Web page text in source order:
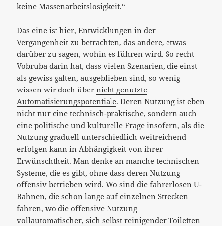
keine Massenarbeitslosigkeit.“
Das eine ist hier, Entwicklungen in der
Vergangenheit zu betrachten, das andere, etwas
darüber zu sagen, wohin es führen wird. So recht
Vobruba darin hat, dass vielen Szenarien, die einst
als gewiss galten, ausgeblieben sind, so wenig
wissen wir doch übernicht genutzte
Automatisierungspotentiale. Deren Nutzung ist eben
nicht nur eine technisch-praktische, sondern auch
eine politische und kulturelle Frage insofern, als die
Nutzung graduell unterschiedlich weitreichend
erfolgen kann in Abhängigkeit von ihrer
Erwünschtheit. Man denke an manche technischen
Systeme, die es gibt, ohne dass deren Nutzung
offensiv betrieben wird. Wo sind die fahrerlosen U-
Bahnen, die schon lange auf einzelnen Strecken
fahren, wo die offensive Nutzung
vollautomatischer, sich selbst reinigender Toiletten